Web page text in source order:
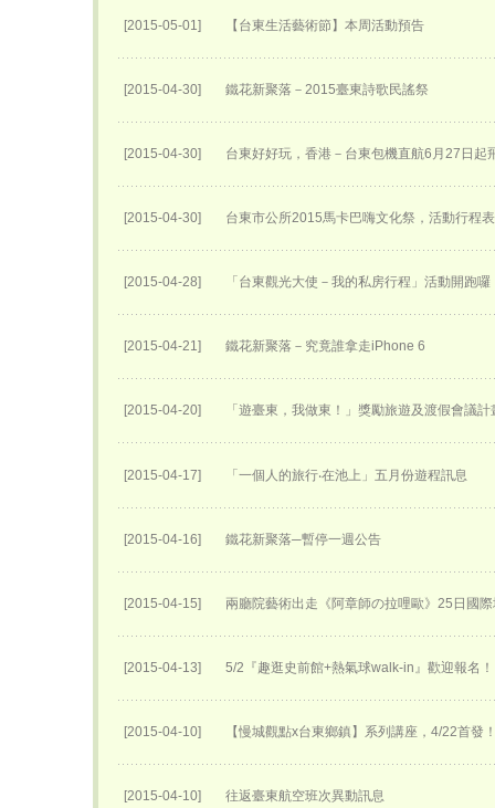
[2015-05-01] 【台東生活藝術節】本周活動預告
[2015-04-30] 鐵花新聚落－2015臺東詩歌民謠祭
[2015-04-30] 台東好好玩，香港－台東包機直航6月27日​起
[2015-04-30] 台東市公所2015馬卡巴嗨文化祭，活動行程
[2015-04-28] 「台東觀光大使－我的私房行程」活動開跑囉
[2015-04-21] 鐵花新聚落－究竟誰拿走iPhone 6
[2015-04-20] 「遊臺東，我做東！」獎勵旅遊及渡假會議計
[2015-04-17] 「一個人的旅行‧在池上」五月份遊程訊息
[2015-04-16] 鐵花新聚落─暫停一週公告
[2015-04-15] 兩廳院藝術出走《阿章師の拉哩歐》25日國
[2015-04-13] 5/2『趣逛史前館+熱氣球walk-in』歡迎報名！
[2015-04-10] 【慢城觀點x台東鄉鎮】系列講座，4/22首發
[2015-04-10] 往返臺東航空班次異動訊息